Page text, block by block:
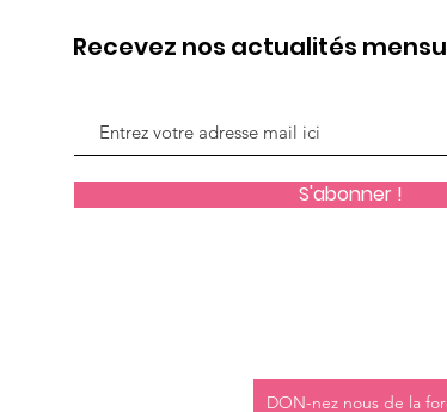
Recevez nos actualités
S'abonner !
DON-nez nous de la